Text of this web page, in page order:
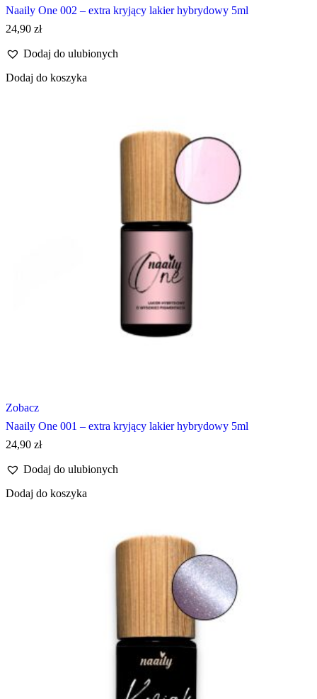
Naaily One 002 – extra kryjący lakier hybrydowy 5ml
24,90 zł
Dodaj do ulubionych
Dodaj do koszyka
Zobacz
Naaily One 001 – extra kryjący lakier hybrydowy 5ml
24,90 zł
Dodaj do ulubionych
Dodaj do koszyka